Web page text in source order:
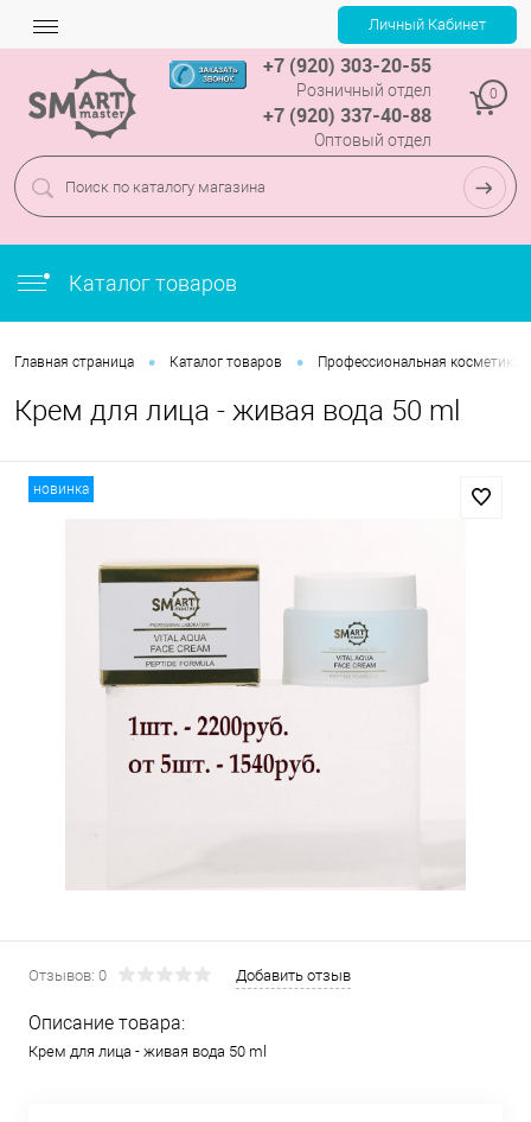
+7 (920) 303-20-55
Розничный отдел
+7 (920) 337-40-88
Оптовый отдел
0
Каталог товаров
Главная страница • Каталог товаров • Профессиональная косметика
Крем для лица - живая вода 50 ml
новинка
Отзывов: 0 Добавить отзыв
Описание товара:
Крем для лица - живая вода 50 ml